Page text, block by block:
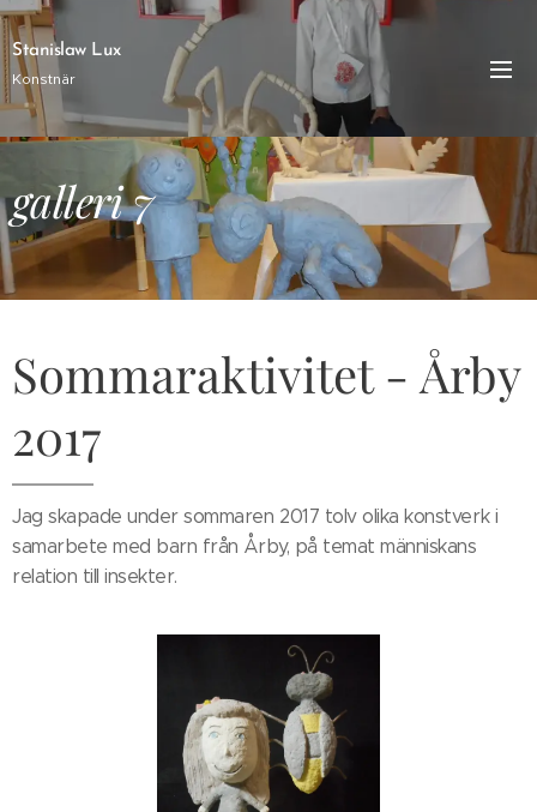
Stanislaw Lux
Konstnär
galleri 7
Sommaraktivitet - Årby
2017
Jag skapade under sommaren 2017 tolv olika konstverk i
samarbete med barn från Årby, på temat människans
relation till insekter.